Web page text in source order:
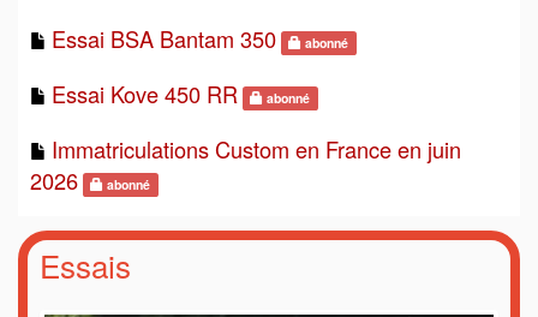
Essai BSA Bantam 350
abonné
Essai Kove 450 RR abonné
Immatriculations Custom en France en juin
2026
abonné
Essais